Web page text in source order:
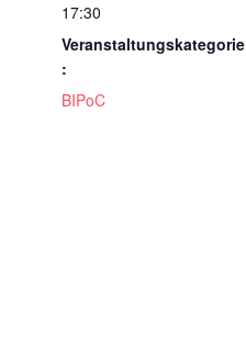
17:30
Veranstaltungskategorie
:
BIPoC